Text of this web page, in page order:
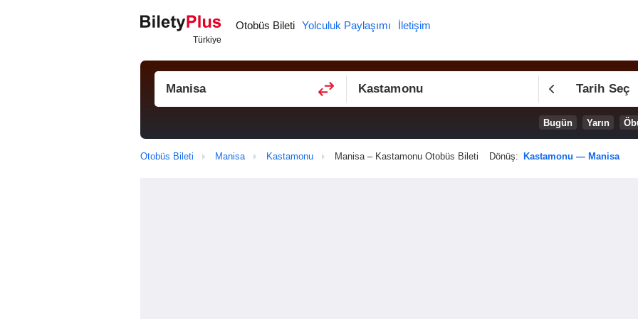
Otobüs Bileti Yolculuk Paylaşımı İletişim
Tarih Seç
Bugün Yarın
Otobüs Bileti Manisa Kastamonu Manisa – Kastamonu Otobüs Bileti Dönüş: Kastamonu — Manisa